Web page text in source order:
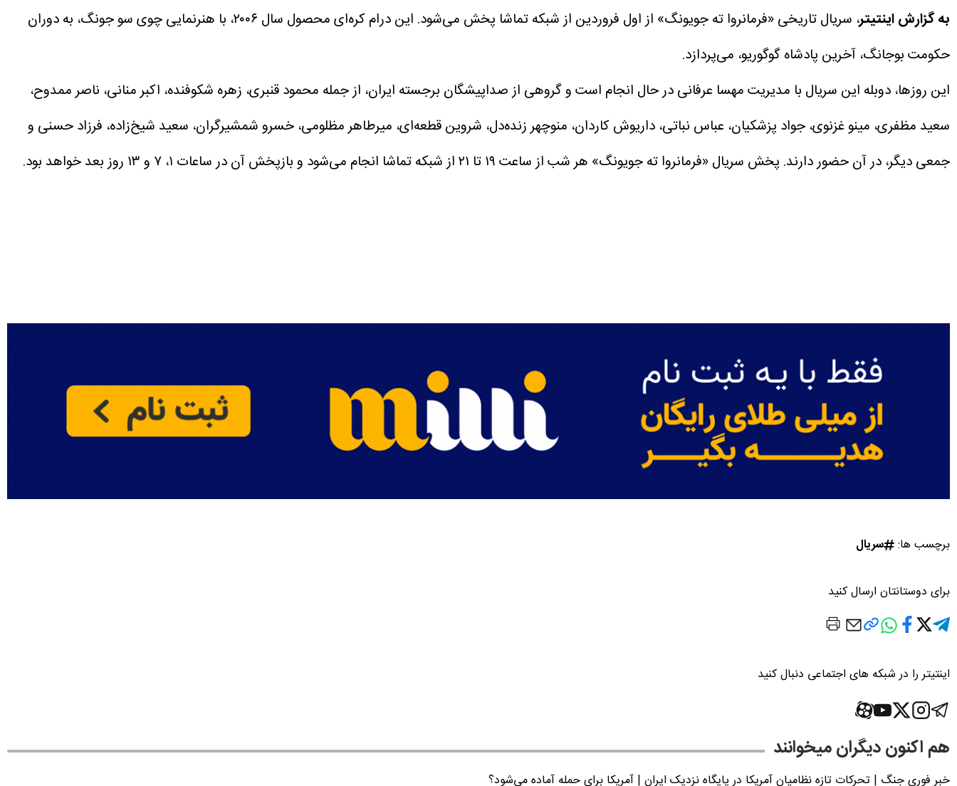
به گزارش اینتیتر
، سریال تاریخی «فرمانروا ته جویونگ» از اول فروردین از شبکه تماشا پخش می‌شود. این درام کره‌ای محصول سال ۲۰۰۶، با هنرنمایی چوی سو جونگ، به دوران
حکومت بوجانگ، آخرین پادشاه گوگوریو، می‌پردازد.
این روزها، دوبله این سریال با مدیریت مهسا عرفانی در حال انجام است و گروهی از صداپیشگان برجسته ایران، از جمله محمود قنبری، زهره شکوفنده، اکبر منانی، ناصر ممدوح،
سعید مظفری، مینو غزنوی، جواد پزشکیان، عباس نباتی، داریوش کاردان، منوچهر زنده‌دل، شروین قطعه‌ای، میرطاهر مظلومی، خسرو شمشیرگران، سعید شیخ‌زاده، فرزاد حسنی و
جمعی دیگر، در آن حضور دارند. پخش سریال «فرمانروا ته جویونگ» هر شب از ساعت ۱۹ تا ۲۱ از شبکه تماشا انجام می‌شود و بازپخش آن در ساعات ۱، ۷ و ۱۳ روز بعد خواهد بود.
برچسب ها: سریال
برای دوستانتان ارسال کنید
اینتیتر را در شبکه های اجتماعی دنبال کنید
هم اکنون دیگران میخوانند
خبر فوری جنگ | تحرکات تازه نظامیان آمریکا در پایگاه نزدیک ایران | آمریکا برای حمله آماده می‌شود؟